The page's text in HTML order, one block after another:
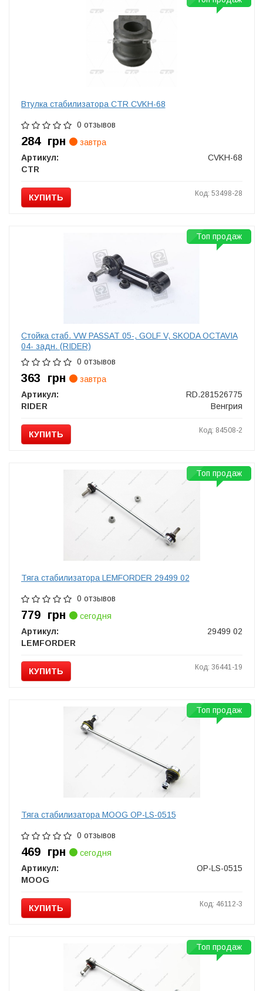
Втулка стабилизатора CTR CVKH-68
0 отзывов
284 грн
завтра
Артикул:
CVKH-68
CTR
КУПИТЬ Код: 53498-28
Стойка стаб. VW PASSAT 05-, GOLF V, SKODA OCTAVIA
04- задн. (RIDER)
0 отзывов
363 грн
завтра
Артикул:
RD.281526775
RIDER
Венгрия
КУПИТЬ Код: 84508-2
Топ продаж
Тяга стабилизатора LEMFORDER 29499 02
0 отзывов
779 грн
сегодня
Артикул:
29499 02
LEMFORDER
КУПИТЬ Код: 36441-19
Топ продаж
Тяга стабилизатора MOOG OP-LS-0515
0 отзывов
469 грн
сегодня
Артикул:
OP-LS-0515
MOOG
КУПИТЬ Код: 46112-3
Топ продаж
Топ продаж